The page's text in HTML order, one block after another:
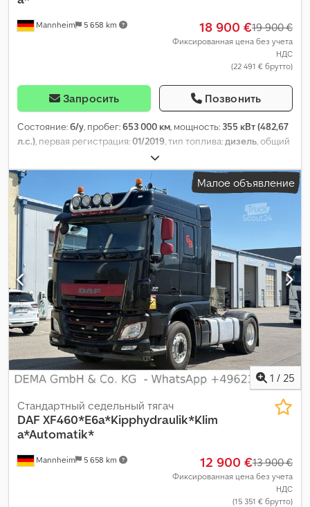
Mannheim 5 658 km 18 900 €19 900 €
Фиксированная цена без учета
НДС
(22 491 € брутто)
Запросить Позвонить
Состояние:б/у, пробег:653 000 км, мощность: 355 кВт (482,67
л.с.), первая регистрация:01/2019, тип топлива:дизель, общий
, конфигурация осей:
передачи:автоматический, класс выбросов:Евро 6,
Оборудование:
ABS, кондиционер, навигационная система,
отопитель стояночный, электронная программа
стабилизации (ESP),
Малое объявление
1 / 25
Mannheim 5 658 km
Стандартный седельный тягач
DAF XF460*E6a*Kipphydraulik*Klim
a*Automatik*
12 900 €13 900 €
Фиксированная цена без учета
НДС
(15 351 € брутто)